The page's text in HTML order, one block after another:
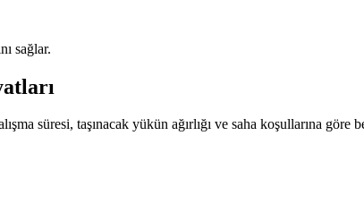
sağlar.
süresi, taşınacak yükün ağırlığı ve saha koşullarına